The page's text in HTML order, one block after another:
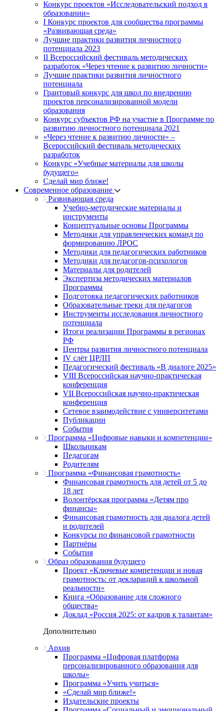
Конкурс проектов «Исследовательский подход в
образовании»
I Конкурс проектов для сообщества программы
«Развивающая среда»
Лучшие практики развития личностного
потенциала 2023
II Всероссийский фестиваль методических
разработок «Через чтение к развитию личности»
Лучшие практики развития личностного
потенциала
Грантовый конкурс для школ по внедрению
проектов персонализированной модели
образования
Конкурс субъектов РФ на участие в Программе по
развитию личностного потенциала 2021
«Через чтение к развитию личности» –
Всероссийский фестиваль методических
разработок
Конкурс «Учебные материалы для школы
будущего»
Сделай мир ближе!
Современное образование
Развивающая среда
Учебно-методические материалы и
инструменты
Концептуальные основы Программы
Методики для управленческих команд по
формированию ЛРОС
Методики для педагогических работников
Методики для педагогов-психологов
Материалы для родителей
Экспертиза методических материалов
Программы
Подготовка педагогических работников
Образовательные треки для педагогов
Инструменты исследования личностного
потенциала
Итоги реализации Программы в регионах
РФ
Центры развития личностного потенциала
IV слёт ЦРЛП
Педагогический фестиваль «В диалоге 2025»
VIII Всероссийская научно-практическая
конференция
VII Всероссийская научно-практическая
конференция
Сетевое взаимодействие с университетами
Публикации
События
Программа «Цифровые навыки и компетенции»
Школьникам
Педагогам
Родителям
Программа «Финансовая грамотность»
Финансовая грамотность для детей от 5 до
18 лет
Волонтёрская программа «Детям про
финансы»
Финансовая грамотность для диалога детей
и родителей
Конкурсы по финансовой грамотности
Партнёры
События
Образ образования будущего
Проект «Ключевые компетенции и новая
грамотность: от деклараций к школьной
реальности»
Книга «Образование для сложного
общества»
Доклад «Россия 2025: от кадров к талантам»
Дополнительно
Архив
Программа «Цифровая платформа
персонализированного образования для
школы»
Программа «Учить учиться»
«Сделай мир ближе!»
Издательские проекты